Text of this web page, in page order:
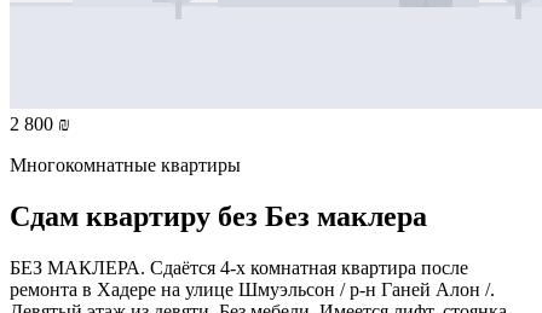
2 800 ₪
Многокомнатные квартиры
Сдам квартиру без Без маклера
БЕЗ МАКЛЕРА. Сдаётся 4-х комнатная квартира после
ремонта в Хадере на улице Шмуэльсон / р-н Ганей Алон /.